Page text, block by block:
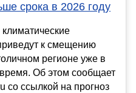
срока в 2026 году
к смещению
регионе уже в
Об этом сообщает
со ссылкой на прогноз